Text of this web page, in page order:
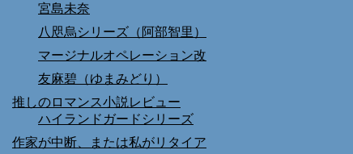
宮島未奈
八咫烏シリーズ（阿部智里）
マージナルオペレーション改
友麻碧（ゆまみどり）
推しのロマンス小説レビュー
ハイランドガードシリーズ
作家が中断、または私がリタイア